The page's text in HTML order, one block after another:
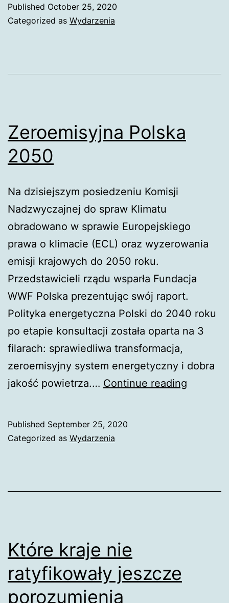
Published October 25, 2020
Categorized as Wydarzenia
Zeroemisyjna Polska
2050
Na dzisiejszym posiedzeniu Komisji
Nadzwyczajnej do spraw Klimatu
obradowano w sprawie Europejskiego
prawa o klimacie (ECL) oraz wyzerowania
emisji krajowych do 2050 roku.
Przedstawicieli rządu wsparła Fundacja
WWF Polska prezentując swój raport.
Polityka energetyczna Polski do 2040 roku
po etapie konsultacji została oparta na 3
filarach: sprawiedliwa transformacja,
zeroemisyjny system energetyczny i dobra
jakość powietrza.… Continue reading
Published September 25, 2020
Categorized as Wydarzenia
Które kraje nie
ratyfikowały jeszcze
porozumienia